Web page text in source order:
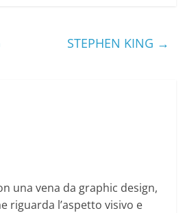
STEPHEN KING →
una vena da graphic design,
riguarda l’aspetto visivo e